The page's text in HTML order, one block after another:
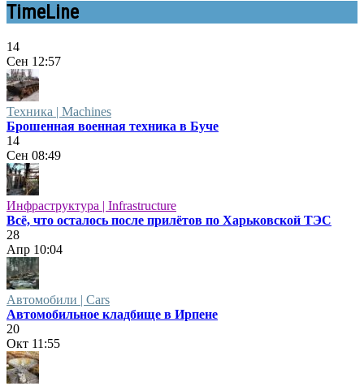
TimeLine
14
Сен 12:57
Техника | Machines
Брошенная военная техника в Буче
14
Сен 08:49
Инфраструктура | Infrastructure
Всё, что осталось после прилётов по Харьковской ТЭС
28
Апр 10:04
Автомобили | Cars
Автомобильное кладбище в Ирпене
20
Окт 11:55